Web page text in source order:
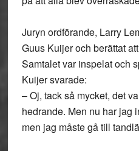
Juryn ordförande, Larry
Guus Kuijer och berättat
Samtalet var inspelat och
Kuijer svarade:
– Oj, tack så mycket, det
hedrande. Men nu har jag
men jag måste gå till